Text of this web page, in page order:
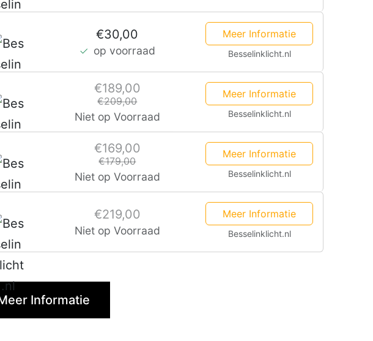
€30,00
op voorraad
Meer Informatie
Besselinklicht.nl
€189,00
€209,00
Niet op Voorraad
Meer Informatie
Besselinklicht.nl
€169,00
€179,00
Niet op Voorraad
Meer Informatie
Besselinklicht.nl
€219,00
Niet op Voorraad
Meer Informatie
Besselinklicht.nl
Informatie